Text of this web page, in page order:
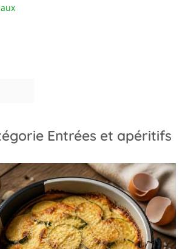
Entrées et apéritifs